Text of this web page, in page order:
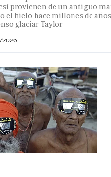
provienen de un antiguo
el hielo hace millones de años
glaciar Taylor
2026